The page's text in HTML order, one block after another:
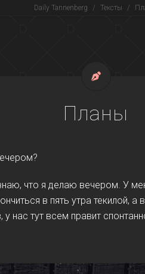
Daily Tannenberg / Тексты /
Планы
что я делаю вечером. У
в пять утра текилой, а
нас тут всем правит